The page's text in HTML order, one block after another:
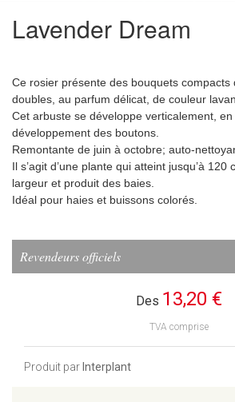
Lavender Dream
Ce rosier présente des bouquets compacts
doubles, au parfum délicat, de couleur
Cet arbuste se développe verticalement, en
développement des boutons.
Remontante de juin à octobre; auto-
Il s’agit d’une plante qui atteint jusqu’à
largeur et produit des baies.
Idéal pour haies et buissons colorés.
Revendeurs officiels
Des 13,20 €
TVA comprise
Produit par Interplant